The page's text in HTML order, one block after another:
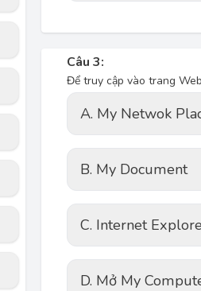
Câu 3:
Để truy cập vào trang
A. My Netwok
B. My Document
C. Internet
D. Mở My